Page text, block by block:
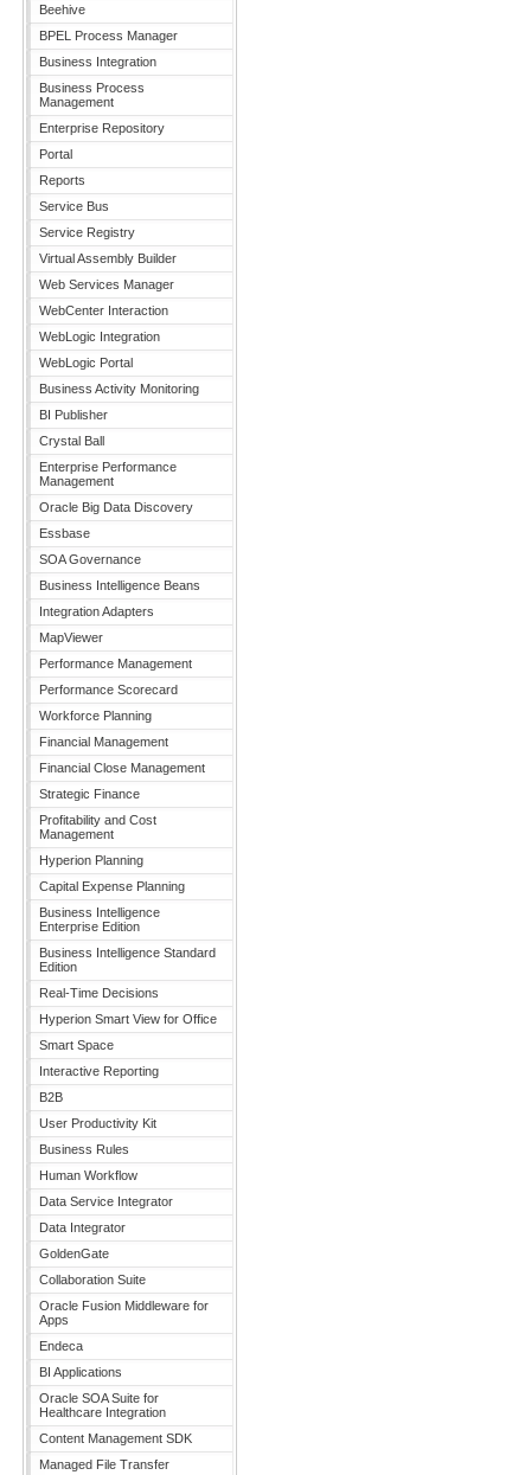
Beehive
BPEL Process Manager
Business Integration
Business Process
Management
Enterprise Repository
Portal
Reports
Service Bus
Service Registry
Virtual Assembly Builder
Web Services Manager
WebCenter Interaction
WebLogic Integration
WebLogic Portal
Business Activity Monitoring
BI Publisher
Crystal Ball
Enterprise Performance
Management
Oracle Big Data Discovery
Essbase
SOA Governance
Business Intelligence Beans
Integration Adapters
MapViewer
Performance Management
Performance Scorecard
Workforce Planning
Financial Management
Financial Close Management
Strategic Finance
Profitability and Cost
Management
Hyperion Planning
Capital Expense Planning
Business Intelligence
Enterprise Edition
Business Intelligence Standard
Edition
Real-Time Decisions
Hyperion Smart View for Office
Smart Space
Interactive Reporting
B2B
User Productivity Kit
Business Rules
Human Workflow
Data Service Integrator
Data Integrator
GoldenGate
Collaboration Suite
Oracle Fusion Middleware for
Apps
Endeca
BI Applications
Oracle SOA Suite for
Healthcare Integration
Content Management SDK
Managed File Transfer